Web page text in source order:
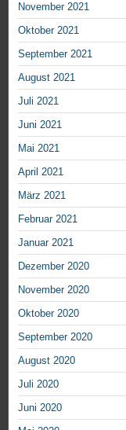
November 2021
Oktober 2021
September 2021
August 2021
Juli 2021
Juni 2021
Mai 2021
April 2021
März 2021
Februar 2021
Januar 2021
Dezember 2020
November 2020
Oktober 2020
September 2020
August 2020
Juli 2020
Juni 2020